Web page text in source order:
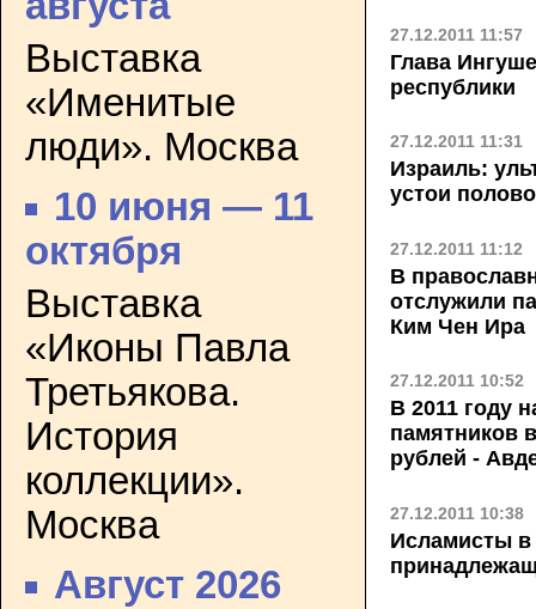
Выставка
«Именитые
люди». Москва
10 июня — 11
октября
Выставка
«Иконы Павла
Третьякова.
История
коллекции».
Москва
Август 2026
27.12.2011 11:57
Глава
республики
27.12.2011 11:31
Израиль:
устои
27.12.2011 11:12
В
отслужили
Ким Чен Ира
27.12.2011 10:52
В 2011 году
памятников
рублей -
27.12.2011 10:38
Исламисты в